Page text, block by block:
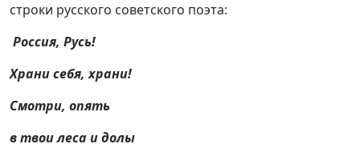
строки русского советского поэта:
Россия, Русь!
Храни себя, храни!
Смотри, опять
в твои леса и долы